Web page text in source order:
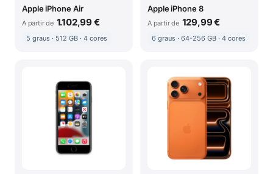
Apple iPhone Air
A partir de 1.102,99 €
5 graus · 512 GB · 4 cores
Apple iPhone 8
A partir de 129,99 €
6 graus · 64-256 GB · 4 cores